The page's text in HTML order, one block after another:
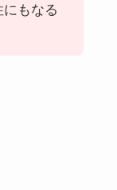
もなる